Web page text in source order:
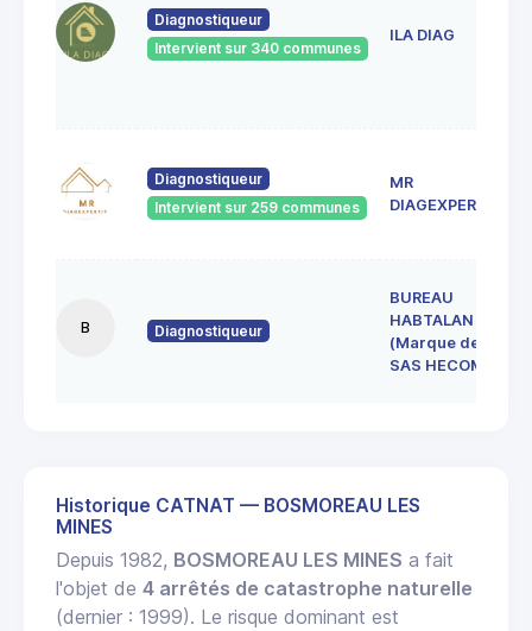
Diagnostiqueur
Intervient sur 340 communes
ILA DIAG
Diagnostiqueur
Intervient sur 259 communes
MR
DIAGEXPERTISE
B Diagnostiqueur
BUREAU
HABTALAN
(Marque de la
SAS HECOME)
Historique CATNAT — BOSMOREAU LES
MINES
Depuis 1982, BOSMOREAU LES MINES a fait
l'objet de 4 arrêtés de catastrophe naturelle
(dernier : 1999). Le risque dominant est